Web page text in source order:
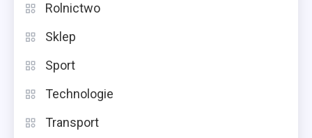
Rolnictwo
Sklep
Sport
Technologie
Transport